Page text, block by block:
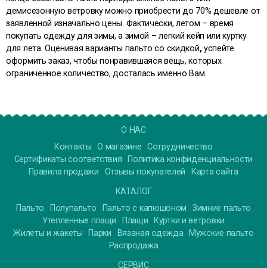
демисезонную ветровку можно приобрести до 70% дешевле от
заявленной изначально цены. Фактически, летом – время
покупать одежду для зимы, а зимой – легкий кейп или куртку
для лета. Оценивая варианты пальто со скидкой, успейте
оформить заказ, чтобы понравившаяся вещь, которых
ограниченное количество, досталась именно Вам.
О НАС
Контакты
О магазине Сотрудничество
Сертификаты соответствия
Политика конфиденциальности
Правила продажи
Отзывы покупателей
Карта сайта
КАТАЛОГ
Пальто
Полупальто Пальто с капюшоном
Зимние пальто
Утепленные плащи
Плащи
Куртки и ветровки
Жилеты и жакеты
Парки Вязаная одежда
Мужские пальто
Распродажа
СЕРВИС